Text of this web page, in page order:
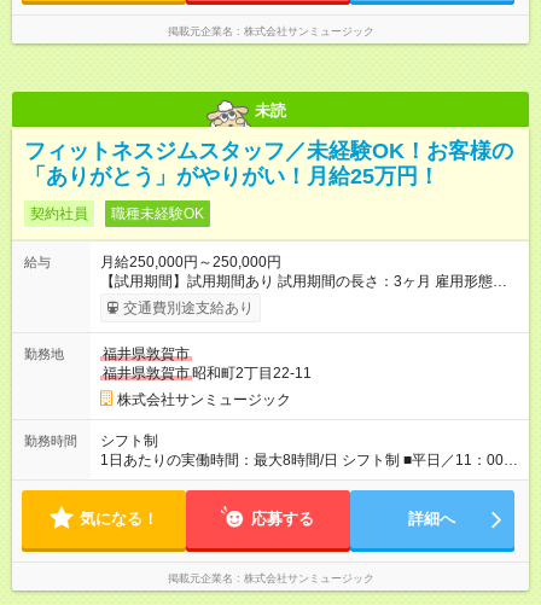
掲載元企業名 株式会社サンミュージック
未読
フィットネスジムスタッフ／未経験OK！お客様の
「ありがとう」がやりがい！月給25万円！
契約社員 職種未経験OK
給与
月給250,000円～250,000円
【試用期間】試用期間あり 試用期間の長さ：3ヶ月 雇用形態、
給与は本採用時と同じです。
交通費別途支給あり
勤務地
福井県敦賀市
福井県敦賀市 昭和町2丁目22-11
株式会社サンミュージック
勤務時間
シフト制
1日あたりの実働時間：最大8時間/日 シフト制 ■平日／11：00～
20：00 ■土日祝／10：00～19：00 ★残業は月数回、30分～1時
気になる！ 応募する 詳細へ
掲載元企業名 株式会社サンミュージック